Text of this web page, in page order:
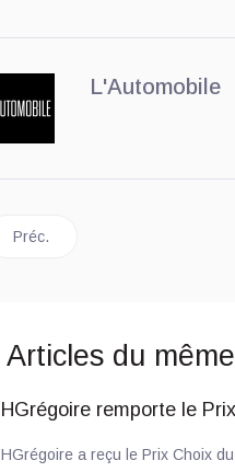
L'Automobile
Article précédent : NACTOY
Préc.
Articles du
HGrégoire remporte le
HGrégoire a reçu le Prix Choix